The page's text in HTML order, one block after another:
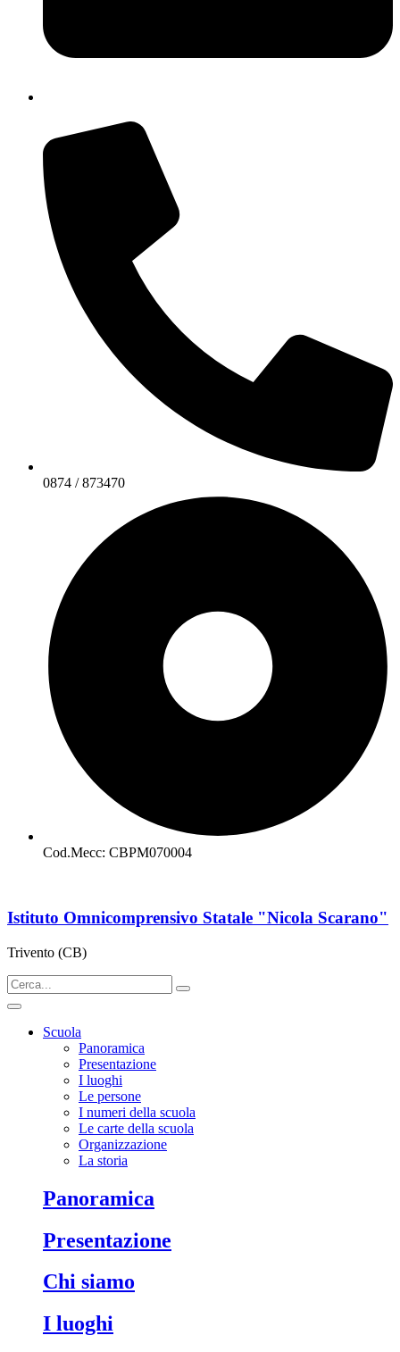
0874 / 873470
Cod.Mecc: CBPM070004
Istituto Omnicomprensivo Statale "Nicola Scarano"
Trivento (CB)
Scuola
Panoramica
Presentazione
I luoghi
Le persone
I numeri della scuola
Le carte della scuola
Organizzazione
La storia
Panoramica
Presentazione
Chi siamo
I luoghi